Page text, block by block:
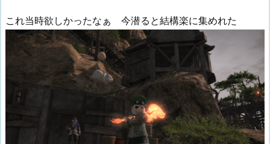
これ当時欲しかったなぁ 今潜ると結構楽に集めれた